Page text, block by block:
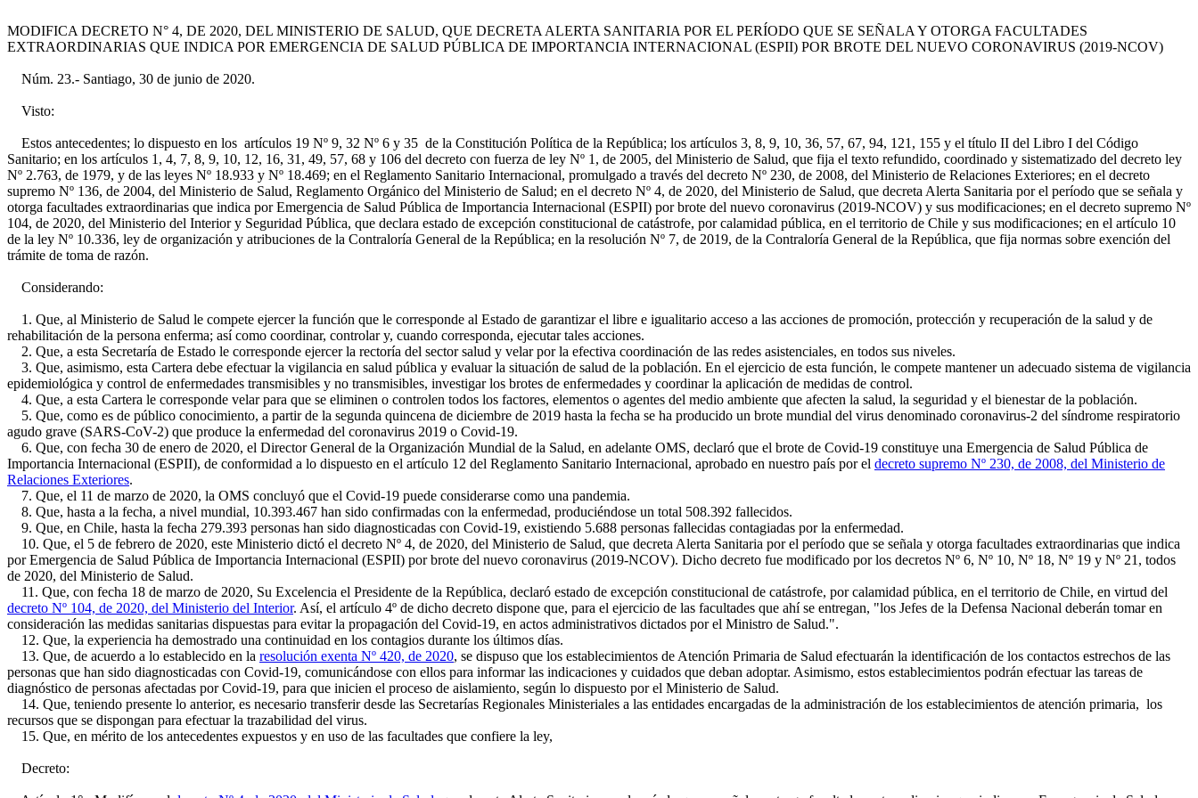
MODIFICA DECRETO N° 4, DE 2020, DEL MINISTERIO DE SALUD, QUE DECRETA ALERTA SANITARIA POR EL PERÍODO QUE SE SEÑALA Y OTORGA FACULTADES
EXTRAORDINARIAS QUE INDICA POR EMERGENCIA DE SALUD PÚBLICA DE IMPORTANCIA INTERNACIONAL (ESPII) POR BROTE DEL NUEVO CORONAVIRUS (2019-NCOV)
Núm. 23.- Santiago, 30 de junio de 2020.
Visto:
Estos antecedentes; lo dispuesto en los artículos 19 Nº 9, 32 Nº 6 y 35 de la Constitución Política de la República; los artículos 3, 8, 9, 10, 36, 57, 67, 94, 121, 155 y el título II del Libro I del Código
Sanitario; en los artículos 1, 4, 7, 8, 9, 10, 12, 16, 31, 49, 57, 68 y 106 del decreto con fuerza de ley Nº 1, de 2005, del Ministerio de Salud, que fija el texto refundido, coordinado y sistematizado del decreto ley
Nº 2.763, de 1979, y de las leyes Nº 18.933 y Nº 18.469; en el Reglamento Sanitario Internacional, promulgado a través del decreto Nº 230, de 2008, del Ministerio de Relaciones Exteriores; en el decreto
supremo Nº 136, de 2004, del Ministerio de Salud, Reglamento Orgánico del Ministerio de Salud; en el decreto Nº 4, de 2020, del Ministerio de Salud, que decreta Alerta Sanitaria por el período que se señala y
otorga facultades extraordinarias que indica por Emergencia de Salud Pública de Importancia Internacional (ESPII) por brote del nuevo coronavirus (2019-NCOV) y sus modificaciones; en el decreto supremo Nº
104, de 2020, del Ministerio del Interior y Seguridad Pública, que declara estado de excepción constitucional de catástrofe, por calamidad pública, en el territorio de Chile y sus modificaciones; en el artículo 10
de la ley Nº 10.336, ley de organización y atribuciones de la Contraloría General de la República; en la resolución Nº 7, de 2019, de la Contraloría General de la República, que fija normas sobre exención del
trámite de toma de razón.
Considerando:
1. Que, al Ministerio de Salud le compete ejercer la función que le corresponde al Estado de garantizar el libre e igualitario acceso a las acciones de promoción, protección y recuperación de la salud y de
rehabilitación de la persona enferma; así como coordinar, controlar y, cuando corresponda, ejecutar tales acciones.
2. Que, a esta Secretaría de Estado le corresponde ejercer la rectoría del sector salud y velar por la efectiva coordinación de las redes asistenciales, en todos sus niveles.
3. Que, asimismo, esta Cartera debe efectuar la vigilancia en salud pública y evaluar la situación de salud de la población. En el ejercicio de esta función, le compete mantener un adecuado sistema de vigilancia
epidemiológica y control de enfermedades transmisibles y no transmisibles, investigar los brotes de enfermedades y coordinar la aplicación de medidas de control.
4. Que, a esta Cartera le corresponde velar para que se eliminen o controlen todos los factores, elementos o agentes del medio ambiente que afecten la salud, la seguridad y el bienestar de la población.
5. Que, como es de público conocimiento, a partir de la segunda quincena de diciembre de 2019 hasta la fecha se ha producido un brote mundial del virus denominado coronavirus-2 del síndrome respiratorio
agudo grave (SARS-CoV-2) que produce la enfermedad del coronavirus 2019 o Covid-19.
6. Que, con fecha 30 de enero de 2020, el Director General de la Organización Mundial de la Salud, en adelante OMS, declaró que el brote de Covid-19 constituye una Emergencia de Salud Pública de
Importancia Internacional (ESPII), de conformidad a lo dispuesto en el artículo 12 del Reglamento Sanitario Internacional, aprobado en nuestro país por el decreto supremo Nº 230, de 2008, del Ministerio de
Relaciones Exteriores.
7. Que, el 11 de marzo de 2020, la OMS concluyó que el Covid-19 puede considerarse como una pandemia.
8. Que, hasta a la fecha, a nivel mundial, 10.393.467 han sido confirmadas con la enfermedad, produciéndose un total 508.392 fallecidos.
9. Que, en Chile, hasta la fecha 279.393 personas han sido diagnosticadas con Covid-19, existiendo 5.688 personas fallecidas contagiadas por la enfermedad.
10. Que, el 5 de febrero de 2020, este Ministerio dictó el decreto Nº 4, de 2020, del Ministerio de Salud, que decreta Alerta Sanitaria por el período que se señala y otorga facultades extraordinarias que indica
por Emergencia de Salud Pública de Importancia Internacional (ESPII) por brote del nuevo coronavirus (2019-NCOV). Dicho decreto fue modificado por los decretos Nº 6, Nº 10, Nº 18, Nº 19 y Nº 21, todos
de 2020, del Ministerio de Salud.
11. Que, con fecha 18 de marzo de 2020, Su Excelencia el Presidente de la República, declaró estado de excepción constitucional de catástrofe, por calamidad pública, en el territorio de Chile, en virtud del
decreto Nº 104, de 2020, del Ministerio del Interior. Así, el artículo 4º de dicho decreto dispone que, para el ejercicio de las facultades que ahí se entregan, "los Jefes de la Defensa Nacional deberán tomar en
consideración las medidas sanitarias dispuestas para evitar la propagación del Covid-19, en actos administrativos dictados por el Ministro de Salud.".
12. Que, la experiencia ha demostrado una continuidad en los contagios durante los últimos días.
13. Que, de acuerdo a lo establecido en la resolución exenta Nº 420, de 2020, se dispuso que los establecimientos de Atención Primaria de Salud efectuarán la identificación de los contactos estrechos de las
personas que han sido diagnosticadas con Covid-19, comunicándose con ellos para informar las indicaciones y cuidados que deban adoptar. Asimismo, estos establecimientos podrán efectuar las tareas de
diagnóstico de personas afectadas por Covid-19, para que inicien el proceso de aislamiento, según lo dispuesto por el Ministerio de Salud.
14. Que, teniendo presente lo anterior, es necesario transferir desde las Secretarías Regionales Ministeriales a las entidades encargadas de la administración de los establecimientos de atención primaria, los
recursos que se dispongan para efectuar la trazabilidad del virus.
15. Que, en mérito de los antecedentes expuestos y en uso de las facultades que confiere la ley,
Decreto: